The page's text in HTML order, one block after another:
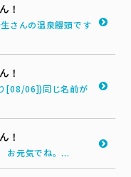
！
さんの温泉饅頭です
！
[08/06])同じ名前が
！
元気でね。...